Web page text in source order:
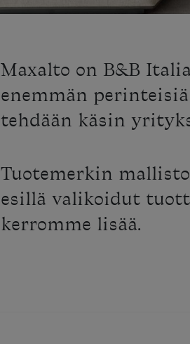
Maxalto on B&B
enemmän
tehdään käsin
Tuotemerkin
esillä valikoidut
kerromme lisää.